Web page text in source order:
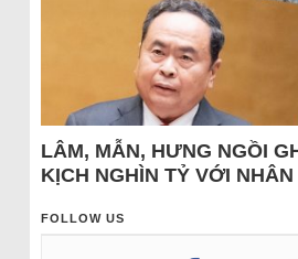
LÂM, MẪN, HƯNG NGỒI
KỊCH NGHÌN TỶ VỚI NHÂN
FOLLOW US